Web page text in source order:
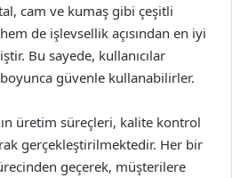
cam ve kumaş gibi çeşitli
de işlevsellik açısından en iyi
Bu sayede, kullanıcılar
güvenle kullanabilirler.
üretim süreçleri, kalite kontrol
gerçekleştirilmektedir. Her bir
geçerek, müşterilere